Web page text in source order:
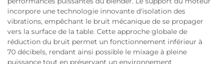
incorpore une technologie innovante d'isolation des
vibrations, empêchant le bruit mécanique de se propager
vers la surface de la table. Cette approche globale de
réduction du bruit permet un fonctionnement inférieur à
70 décibels, rendant ainsi possible le mixage à pleine
puissance tout en préservant un environnement